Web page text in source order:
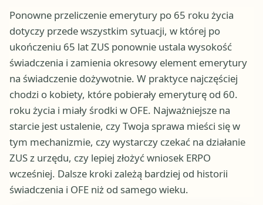
Ponowne przeliczenie emerytury po 65 roku życia
dotyczy przede wszystkim sytuacji, w której po
ukończeniu 65 lat ZUS ponownie ustala wysokość
świadczenia i zamienia okresowy element emerytury
na świadczenie dożywotnie. W praktyce najczęściej
chodzi o kobiety, które pobierały emeryturę od 60.
roku życia i miały środki w OFE. Najważniejsze na
starcie jest ustalenie, czy Twoja sprawa mieści się w
tym mechanizmie, czy wystarczy czekać na działanie
ZUS z urzędu, czy lepiej złożyć wniosek ERPO
wcześniej. Dalsze kroki zależą bardziej od historii
świadczenia i OFE niż od samego wieku.